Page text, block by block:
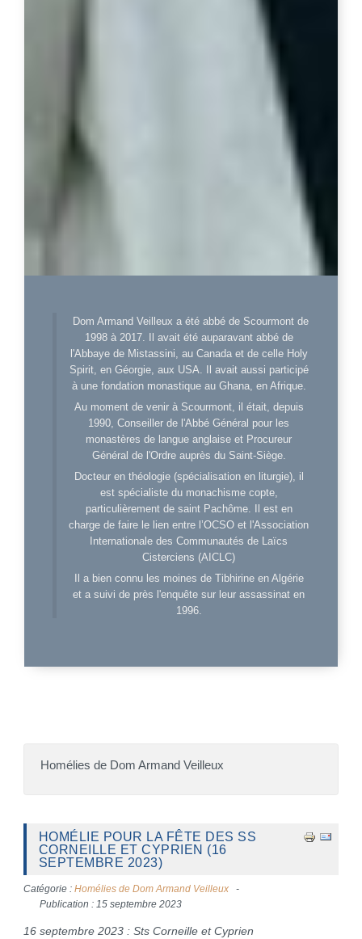
Dom Armand Veilleux a été abbé de Scourmont de
1998 à 2017. Il avait été auparavant abbé de
l'Abbaye de Mistassini, au Canada et de celle Holy
Spirit, en Géorgie, aux USA. Il avait aussi participé
à une fondation monastique au Ghana, en Afrique.
Au moment de venir à Scourmont, il était, depuis
1990, Conseiller de l'Abbé Général pour les
monastères de langue anglaise et Procureur
Général de l'Ordre auprès du Saint-Siège.
Docteur en théologie (spécialisation en liturgie), il
est spécialiste du monachisme copte,
particulièrement de saint Pachôme. Il est en
charge de faire le lien entre l’OCSO et l'Association
Internationale des Communautés de Laïcs
Cisterciens (AICLC)
Il a bien connu les moines de Tibhirine en Algérie
et a suivi de près l'enquête sur leur assassinat en
1996.
Homélies de Dom Armand Veilleux
HOMÉLIE POUR LA FÊTE DES SS
CORNEILLE ET CYPRIEN (16
SEPTEMBRE 2023)
Catégorie : Homélies de Dom Armand Veilleux
Publication : 15 septembre 2023
16 septembre 2023 : Sts Corneille et Cyprien